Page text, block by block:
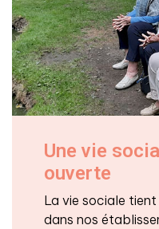
Une vie
ouverte
La vie sociale
dans nos